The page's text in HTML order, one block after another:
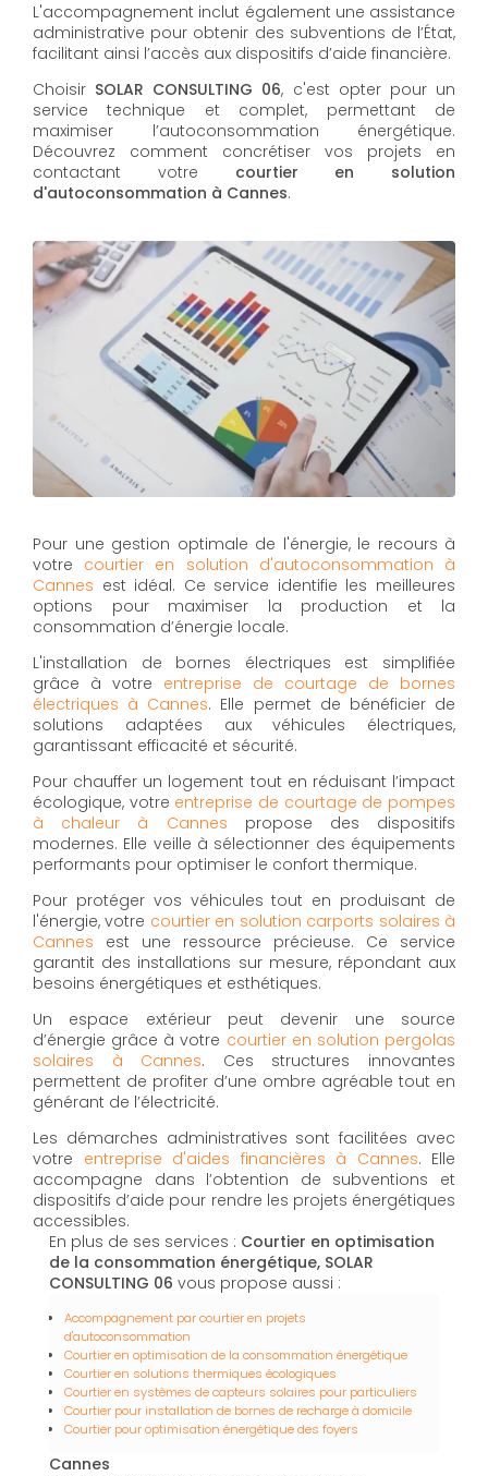
L'accompagnement inclut également une assistance
administrative pour obtenir des subventions de l’État,
facilitant ainsi l’accès aux dispositifs d’aide financière.
Choisir SOLAR CONSULTING 06, c'est opter pour un
service technique et complet, permettant de
maximiser l’autoconsommation énergétique.
Découvrez comment concrétiser vos projets en
contactant votre courtier en solution
d'autoconsommation à Cannes.
Pour une gestion optimale de l'énergie, le recours à
votre courtier en solution d'autoconsommation à
Cannes est idéal. Ce service identifie les meilleures
options pour maximiser la production et la
consommation d’énergie locale.
L'installation de bornes électriques est simplifiée
grâce à votre entreprise de courtage de bornes
électriques à Cannes. Elle permet de bénéficier de
solutions adaptées aux véhicules électriques,
garantissant efficacité et sécurité.
Pour chauffer un logement tout en réduisant l’impact
écologique, votre entreprise de courtage de pompes
à chaleur à Cannes propose des dispositifs
modernes. Elle veille à sélectionner des équipements
performants pour optimiser le confort thermique.
Pour protéger vos véhicules tout en produisant de
l'énergie, votre courtier en solution carports solaires à
Cannes est une ressource précieuse. Ce service
garantit des installations sur mesure, répondant aux
besoins énergétiques et esthétiques.
Un espace extérieur peut devenir une source
d’énergie grâce à votre courtier en solution pergolas
solaires à Cannes. Ces structures innovantes
permettent de profiter d’une ombre agréable tout en
générant de l’électricité.
Les démarches administratives sont facilitées avec
votre entreprise d'aides financières à Cannes. Elle
accompagne dans l’obtention de subventions et
dispositifs d’aide pour rendre les projets énergétiques
accessibles.
En plus de ses services : Courtier en optimisation
de la consommation énergétique, SOLAR
CONSULTING 06 vous propose aussi :
Accompagnement par courtier en projets
d'autoconsommation
Courtier en optimisation de la consommation énergétique
Courtier en solutions thermiques écologiques
Courtier en systèmes de capteurs solaires pour particuliers
Courtier pour installation de bornes de recharge à domicile
Courtier pour optimisation énergétique des foyers
Cannes